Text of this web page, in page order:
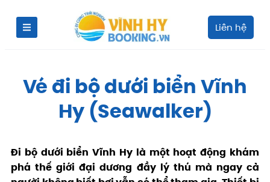
Liên hệ
Vé đi bộ dưới biển Vĩnh
Hy (Seawalker)
Đi bộ dưới biển Vĩnh Hy là một hoạt động khám
phá thế giới đại dương đầy lý thú mà ngay cả